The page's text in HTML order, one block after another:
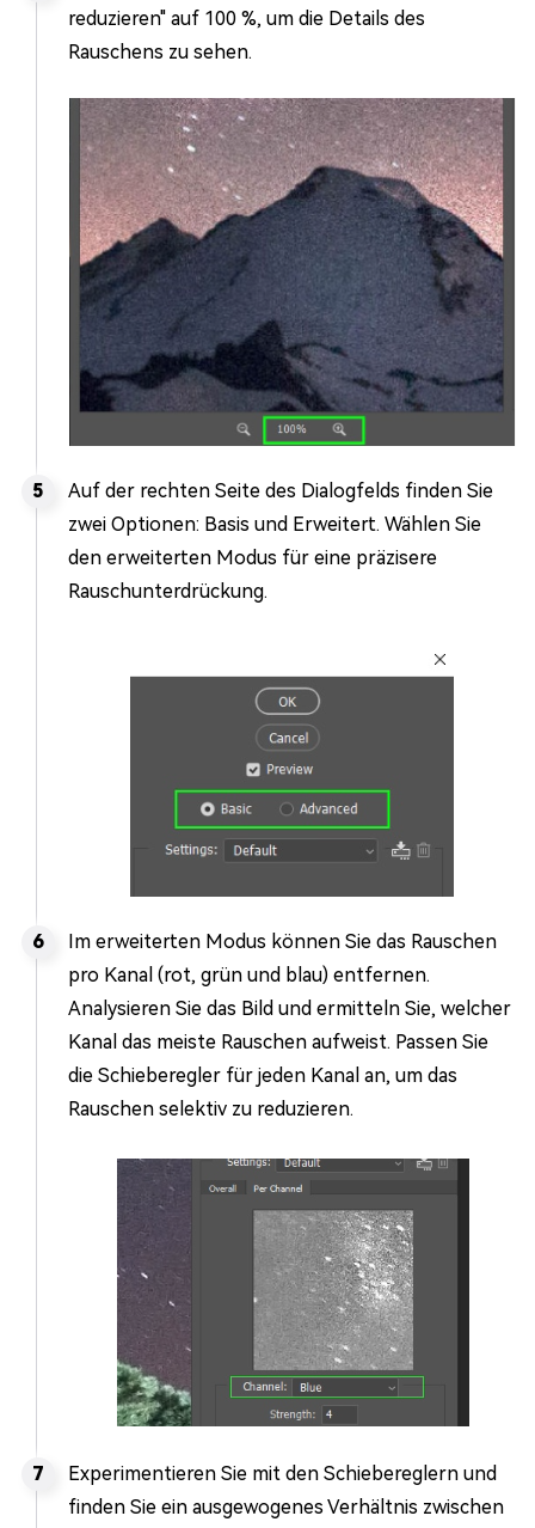
reduzieren" auf 100 %, um die Details des
Rauschens zu sehen.
Auf der rechten Seite des Dialogfelds finden Sie
zwei Optionen: Basis und Erweitert. Wählen Sie
den erweiterten Modus für eine präzisere
Rauschunterdrückung.
Im erweiterten Modus können Sie das Rauschen
pro Kanal (rot, grün und blau) entfernen.
Analysieren Sie das Bild und ermitteln Sie, welcher
Kanal das meiste Rauschen aufweist. Passen Sie
die Schieberegler für jeden Kanal an, um das
Rauschen selektiv zu reduzieren.
Experimentieren Sie mit den Schiebereglern und
finden Sie ein ausgewogenes Verhältnis zwischen